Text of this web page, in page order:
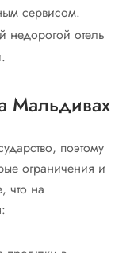
сервисом.
отель
Мальдивах
поэтому
ограничения и
что на